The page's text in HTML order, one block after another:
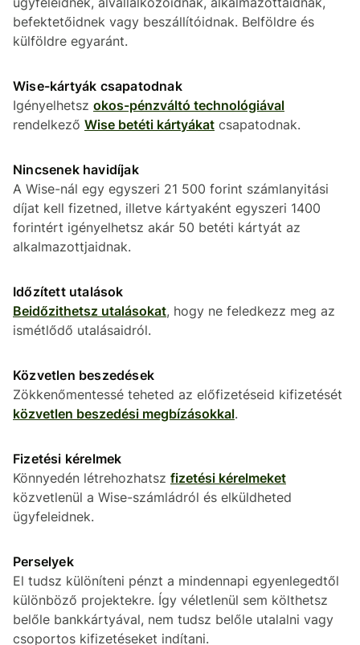
befektetőidnek vagy beszállítóidnak. Belföldre és
külföldre egyaránt.
Wise-kártyák csapatodnak
Igényelhetsz okos-pénzváltó technológiával
rendelkező Wise betéti kártyákat csapatodnak.
Nincsenek havidíjak
A Wise-nál egy egyszeri 21 500 forint számlanyitási
díjat kell fizetned, illetve kártyaként egyszeri 1400
forintért igényelhetsz akár 50 betéti kártyát az
alkalmazottjaidnak.
Időzített utalások
Beidőzithetsz utalásokat, hogy ne feledkezz meg az
ismétlődő utalásaidról.
Közvetlen beszedések
Zökkenőmentessé teheted az előfizetéseid kifizetését
közvetlen beszedési megbízásokkal.
Fizetési kérelmek
Könnyedén létrehozhatsz fizetési kérelmeket
közvetlenül a Wise-számládról és elküldheted
ügyfeleidnek.
Perselyek
El tudsz különíteni pénzt a mindennapi egyenlegedtől
különböző projektekre. Így véletlenül sem költhetsz
belőle bankkártyával, nem tudsz belőle utalalni vagy
csoportos kifizetéseket indítani.